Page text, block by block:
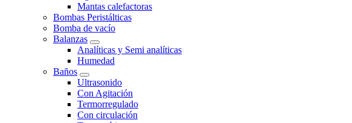
Mantas calefactoras
Bombas Peristálticas
Bomba de vacío
Balanzas
Analíticas y Semi analíticas
Humedad
Baños
Ultrasonido
Con Agitación
Termorregulado
Con circulación